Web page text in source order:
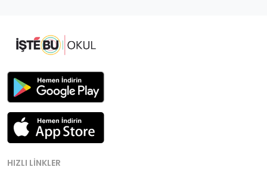
HIZLI LINKLER